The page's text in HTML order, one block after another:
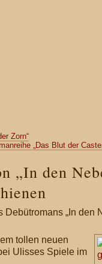
Zorn“
„Das Blut der
„In den
Debütromans „In den
tollen neuen
Ulisses Spiele im